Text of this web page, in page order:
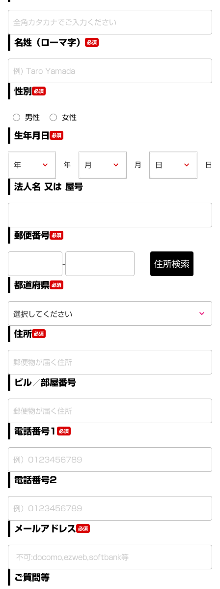
名姓（ローマ字） 必須
性別 必須
男性 女性
生年月日 必須
keyboard_arrow_down 年 keyboard_arrow_down 月 keyboard_arrow_down 日
法人名 又は 屋号
郵便番号 必須
-
住所検索
都道府県 必須
keyboard_arrow_down
住所 必須
ビル／部屋番号
電話番号1 必須
電話番号2
メールアドレス 必須
ご質問等